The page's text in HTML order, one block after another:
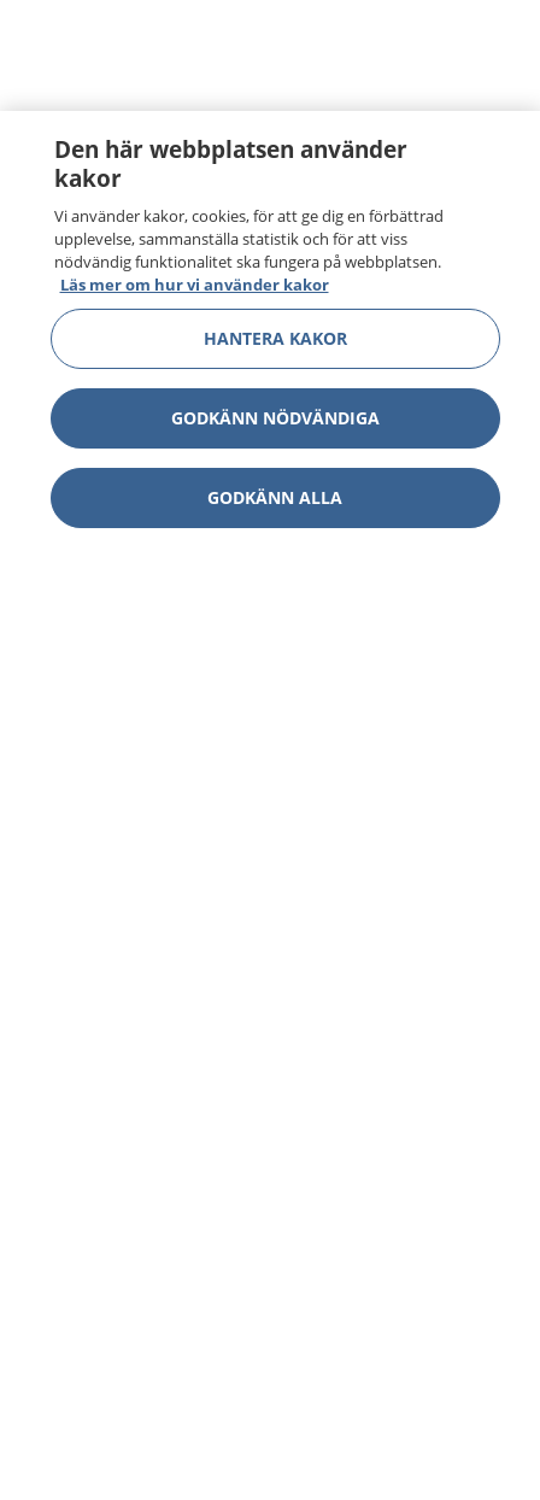
Den här webbplatsen använder
kakor
Vi använder kakor, cookies, för att ge dig en förbättrad
upplevelse, sammanställa statistik och för att viss
nödvändig funktionalitet ska fungera på webbplatsen.
Läs mer om hur vi använder kakor
HANTERA KAKOR
GODKÄNN NÖDVÄNDIGA
GODKÄNN ALLA